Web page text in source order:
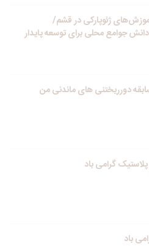
ژئوپارکی در قشم/
جوامع محلی برای توسعه پایدار
دورریختنی های ماندنی من
گرامی باد